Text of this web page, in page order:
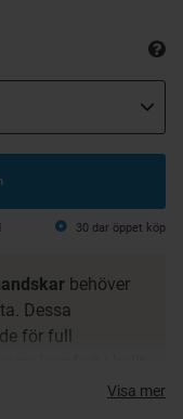
30 dar öppet köp
behöver
Dessa
för full
Visa mer